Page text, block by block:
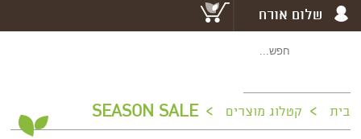
שלום אורח
בית > קטלוג מוצרים >
SEASON SALE